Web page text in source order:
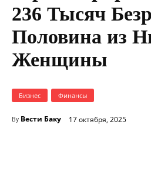
236 Тысяч
Половина из
Женщины
Бизнес Финансы
By Вести Баку 17 октября, 2025